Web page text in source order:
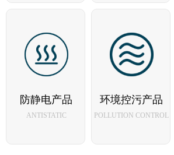
预湿产品 GMP产品
防静电产品
ANTISTATIC
环境控污产品
POLLUTION CONTROL